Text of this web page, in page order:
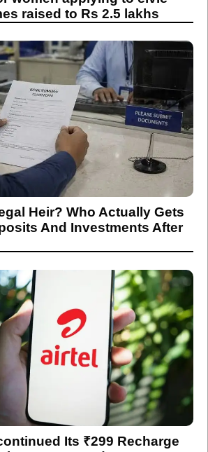
Heir? Who Actually Gets
And Investments After
Its ₹299 Recharge
Users Need To Know